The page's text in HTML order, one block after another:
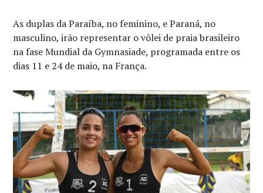
As duplas da Paraíba, no feminino, e Paraná, no
masculino, irão representar o vôlei de praia brasileiro
na fase Mundial da Gymnasiade, programada entre os
dias 11 e 24 de maio, na França.